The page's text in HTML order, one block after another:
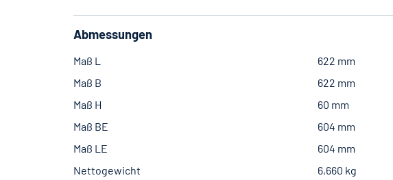
Abmessungen
Maß L
622 mm
Maß B
622 mm
Maß H
60 mm
Maß BE
604 mm
Maß LE
604 mm
Nettogewicht
6,660 kg